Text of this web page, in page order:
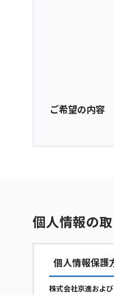
ご希望の内容
個人情報の
個人情報保護
株式会社京進およ